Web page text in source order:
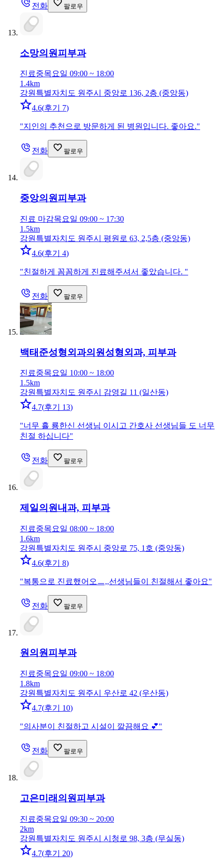
전화 팔로우
소망의원 피부과
진료중목요일 09:00 ~ 18:00
1.4km
강원특별자치도 원주시 중앙로 136, 2층 (중앙동)
4.6(후기 7)
"지인의 추천으로 방문하게 된 병원입니다. 좋아요."
전화 팔로우
중앙의원 피부과
진료 마감목요일 09:00 ~ 17:30
1.5km
강원특별자치도 원주시 평원로 63, 2,5층 (중앙동)
4.6(후기 4)
"친절하게 꼼꼼하게 진료해주셔서 좋았습니다. "
전화 팔로우
백태준성형외과의원 성형외과, 피부과
진료중목요일 10:00 ~ 18:00
1.5km
강원특별자치도 원주시 감영길 11 (일산동)
4.7(후기 13)
"너무 휼 룡한신 선생님 이시고 간호사 선생님들 도 너무
친절 하십니다"
전화 팔로우
제일의원 내과, 피부과
진료중목요일 08:00 ~ 18:00
1.6km
강원특별자치도 원주시 중앙로 75, 1호 (중앙동)
4.6(후기 8)
"복통으로 진료했어오ㅡ,,선생님들이 친절해서 좋아요"
전화 팔로우
원의원피부과
진료중목요일 09:00 ~ 18:00
1.8km
강원특별자치도 원주시 우산로 42 (우산동)
4.7(후기 10)
"의사분이 친절하고 시설이 깔끔해요 💕"
전화 팔로우
고은미래의원 피부과
진료중목요일 09:30 ~ 20:00
2km
강원특별자치도 원주시 시청로 98, 3층 (무실동)
4.7(후기 20)